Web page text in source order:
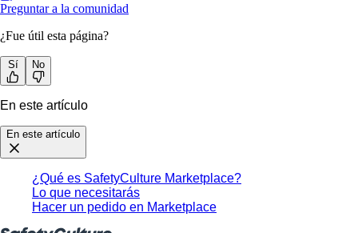
Preguntar a la comunidad
¿Fue útil esta página?
Sí No
En este artículo
En este artículo
¿Qué es SafetyCulture Marketplace?
Lo que necesitarás
Hacer un pedido en Marketplace